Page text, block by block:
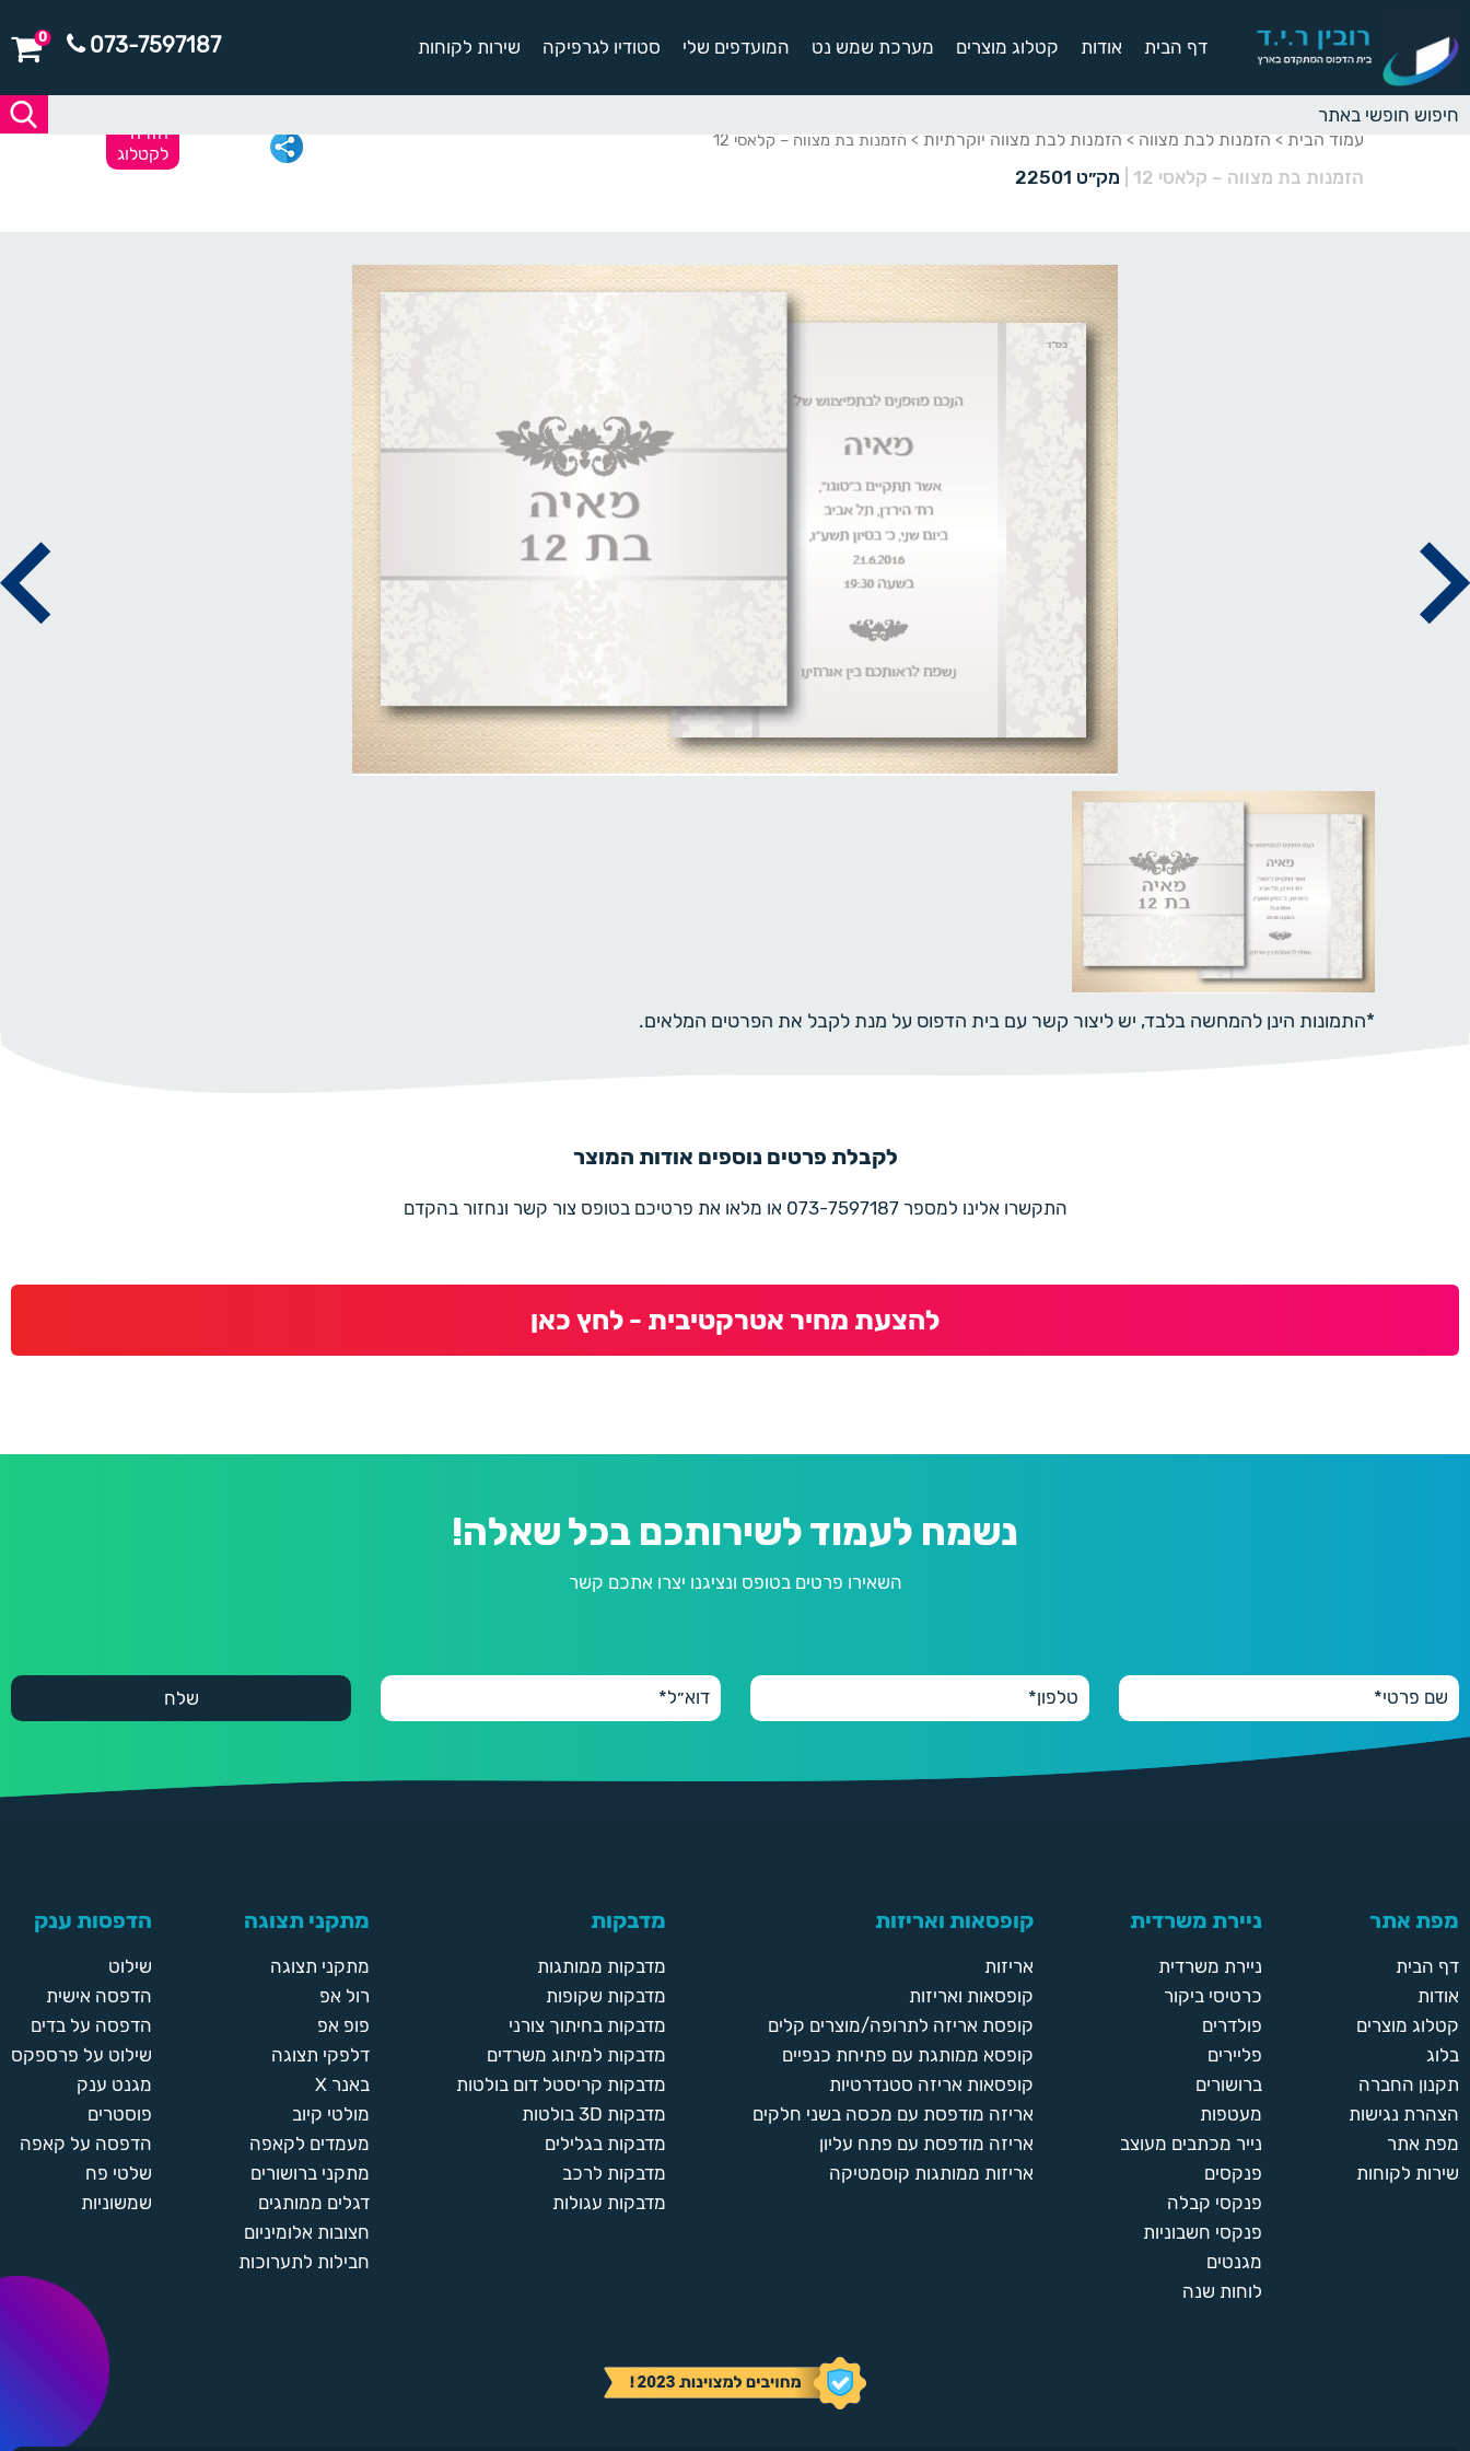
דף הבית אודות קטלוג מוצרים מערכת שמש נט המועדפים שלי סטודיו לגרפיקה שירות לקוחות 073-7597187
0
עמוד הבית > הזמנות לבת מצווה > הזמנות לבת מצווה יוקרתיות > הזמנות בת מצווה – קלאסי 12
הזמנות בת מצווה – קלאסי 12 מק״ט 22501
חזרה
לקטלוג
*התמונות הינן להמחשה בלבד, יש ליצור קשר עם בית הדפוס על מנת לקבל את הפרטים המלאים.
לקבלת פרטים נוספים אודות המוצר
התקשרו אלינו למספר 073-7597187 או מלאו את פרטיכם בטופס צור קשר ונחזור בהקדם
להצעת מחיר אטרקטיבית - לחץ כאן
נשמח לעמוד לשירותכם בכל שאלה!
השאירו פרטים בטופס ונציגנו יצרו אתכם קשר
מפת אתר
דף הבית
אודות
קטלוג מוצרים
בלוג
תקנון החברה
הצהרת נגישות
מפת אתר
שירות לקוחות
ניירת משרדית
ניירת משרדית
כרטיסי ביקור
פולדרים
פליירים
ברושורים
מעטפות
נייר מכתבים מעוצב
פנקסים
פנקסי קבלה
פנקסי חשבוניות
מגנטים
לוחות שנה
קופסאות ואריזות
אריזות
קופסאות ואריזות
קופסת אריזה לתרופה/מוצרים קלים
קופסא ממותגת עם פתיחת כנפיים
קופסאות אריזה סטנדרטיות
אריזה מודפסת עם מכסה בשני חלקים
אריזה מודפסת עם פתח עליון
אריזות ממותגות קוסמטיקה
מדבקות
מדבקות ממותגות
מדבקות שקופות
מדבקות בחיתוך צורני
מדבקות למיתוג משרדים
מדבקות קריסטל דום בולטות
מדבקות 3D בולטות
מדבקות בגלילים
מדבקות לרכב
מדבקות עגולות
מתקני תצוגה
מתקני תצוגה
רול אפ
פופ אפ
דלפקי תצוגה
באנר X
מולטי קיוב
מעמדים לקאפה
מתקני ברושורים
דגלים ממותגים
חצובות אלומיניום
חבילות לתערוכות
הדפסות ענק
שילוט
הדפסה אישית
הדפסה על בדים
שילוט על פרספקס
מגנט ענק
פוסטרים
הדפסה על קאפה
שלטי פח
שמשוניות